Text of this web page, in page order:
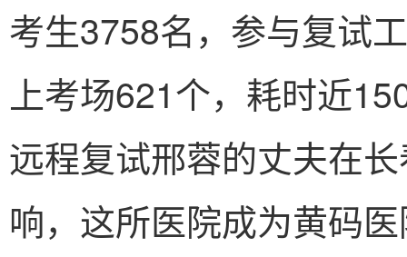
考生3758名，参与复试
上考场621个，耗时近
远程复试邢蓉的丈夫在
响，这所医院成为黄码